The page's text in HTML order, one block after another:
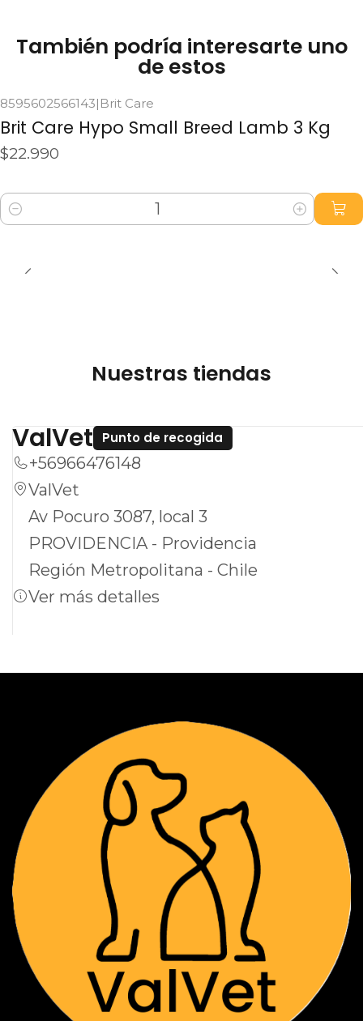
También podría interesarte uno
de estos
8595602566143| Brit Care
Brit Care Hypo Small Breed Lamb 3 Kg
$22.990
Cantidad
Nuestras tiendas
ValVet Punto de recogida
+56966476148
ValVet
Av Pocuro 3087, local 3
PROVIDENCIA - Providencia
Región Metropolitana - Chile
Ver más detalles